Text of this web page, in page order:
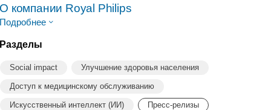
О компании Royal Philips
Подробнее
Разделы
Social impact Улучшение здоровья населения
Доступ к медицинскому обслуживанию
Искусственный интеллект (ИИ) Пресс-релизы